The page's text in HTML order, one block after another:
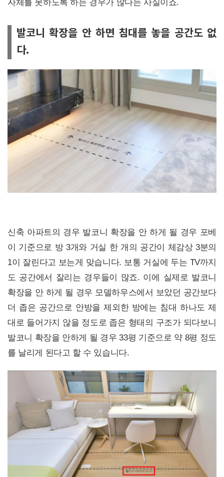
자체를 못하도록 하는 경우가 많다는 사실이죠.
발코니 확장을 안 하면 침대를 놓을 공간도 없
다.
신축 아파트의 경우 발코니 확장을 안 하게 될 경우 포베
이 기준으로 방 3개와 거실 한 개의 공간이 체감상 3분의
1이 잘린다고 보는게 맞습니다. 보통 거실에 두는 TV까지
도 공간에서 잘리는 경우들이 많죠. 이에 실제로 발코니
확장을 안 하게 될 경우 모델하우스에서 보았던 공간보다
더 좁은 공간으로 안방을 제외한 방에는 침대 하나도 제
대로 들어가지 않을 정도로 좁은 형태의 구조가 되다보니
발코니 확장을 안하게 될 경우 33평 기준으로 약 8평 정도
를 날리게 된다고 할 수 있습니다.